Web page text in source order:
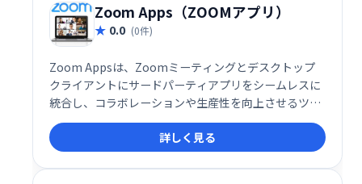
Zoom Apps（ZOOMアプリ）
0.0 (0件)
Zoom Appsは、Zoomミーティングとデスクトップ
クライアントにサードパーティアプリをシームレスに
統合し、コラボレーションや生産性を向上させるツー
ルです。現在約50種類のアプリが利用可能で、エンタ
ーテインメントも強化します。会議中にアプリを直接
起動し、より効率的で充実したミーティングを実現で
きます。
詳しく見る